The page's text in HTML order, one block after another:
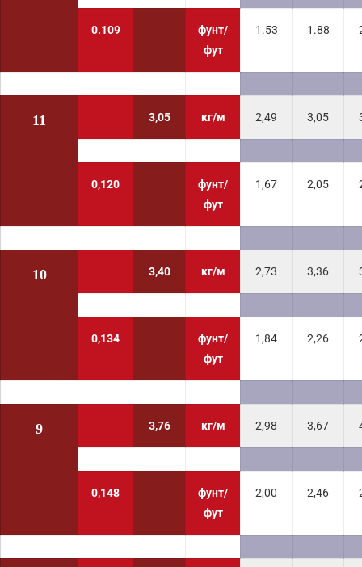
0.109
фунт/
фут
1.53 1.88
11 3,05 кг/м 2,49 3,05
0,120
фунт/
фут
1,67 2,05
10 3,40 кг/м 2,73 3,36
0,134
фунт/
фут
1,84 2,26
9 3,76 кг/м 2,98 3,67
0,148
фунт/
фут
2,00 2,46